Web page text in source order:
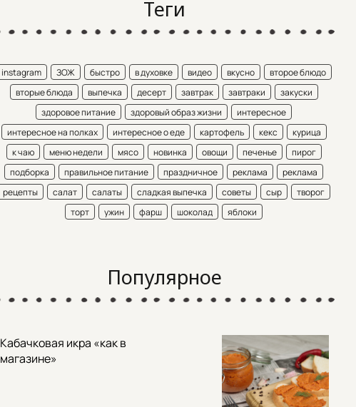
Теги
instagram ЗОЖ быстро в духовке видео вкусно
второе блюдо
вторые блюда
выпечка десерт завтрак завтраки
закуски
здоровое питание
здоровый образ жизни
интересное
интересное на полках
интересное о еде картофель кекс
курица
к чаю
меню недели мясо новинка овощи печенье
пирог
подборка
правильное питание праздничное реклама
реклама
рецепты
салат салаты сладкая выпечка советы сыр
творог
торт
ужин фарш шоколад яблоки
Популярное
Кабачковая икра «как в
магазине»